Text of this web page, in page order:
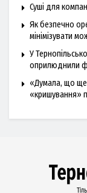
Суші для
Як безпечно
мінімізувати
У
оприлюднили
«Думала, що ще
«кришування»